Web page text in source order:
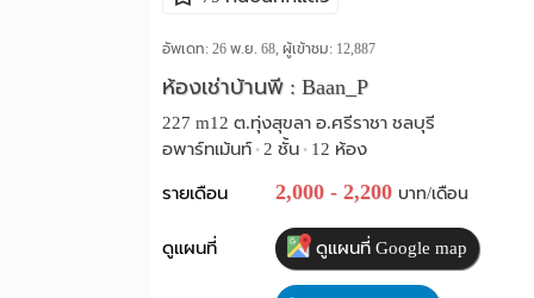
อัพเดท: 26 พ.ย. 68, ผู้เข้าชม: 12,887
ห้องเช่าบ้านพี : Baan_P
227 m12 ต.ทุ่งสุขลา อ.ศรีราชา ชลบุรี
อพาร์ทเม้นท์ • 2 ชั้น • 12 ห้อง
รายเดือน 2,000 - 2,200 บาท/เดือน
ดูแผนที่ ดูแผนที่ Google map